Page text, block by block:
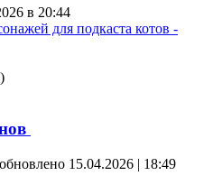
в 20:44
)
обновлено 15.04.2026 | 18:49